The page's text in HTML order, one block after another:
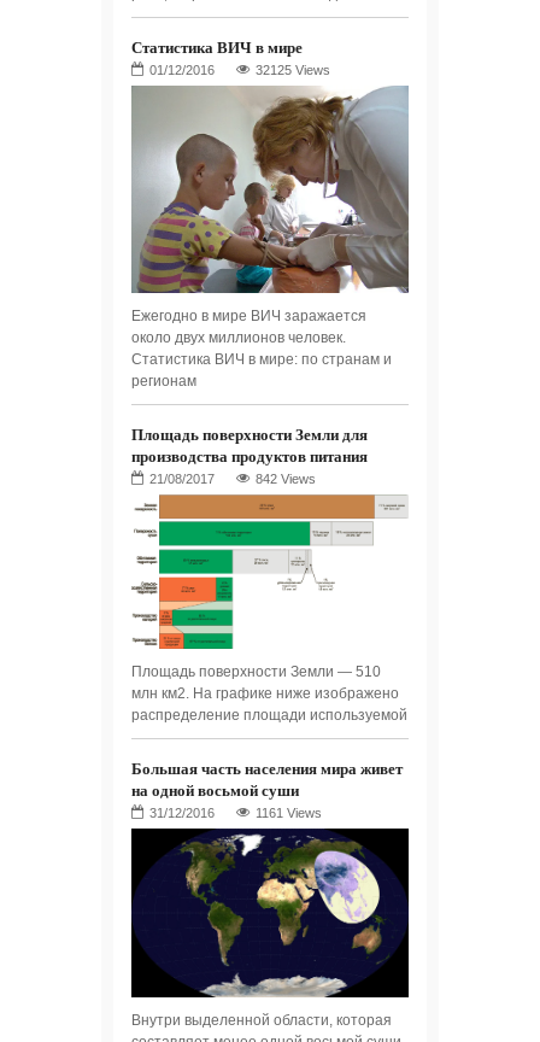
Статистика ВИЧ в мире
32125 Views
Ежегодно в мире ВИЧ заражается
около двух миллионов человек.
Статистика ВИЧ в мире: по странам и
регионам
Площадь поверхности Земли для
производства продуктов питания
842 Views
Площадь поверхности Земли — 510
млн км2. На графике ниже изображено
распределение площади используемой
Большая часть населения мира живет
на одной восьмой суши
1161 Views
Внутри выделенной области, которая